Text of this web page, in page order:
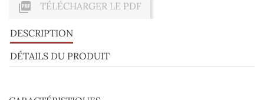
 TÉLÉCHARGER LE PDF
DESCRIPTION
DÉTAILS DU PRODUIT